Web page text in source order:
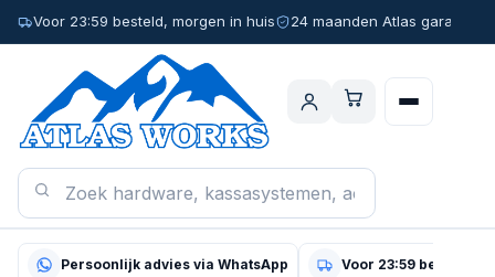
Voor 23:59 besteld, morgen in huis 24 maanden Atlas garantie
Persoonlijk advies via WhatsApp Voor 23:59 besteld,